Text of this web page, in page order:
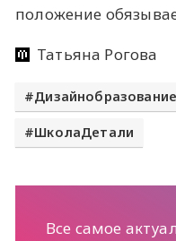
положение
Татьяна Рогова
Дизайнобразование
ШколаДетали
Все самое